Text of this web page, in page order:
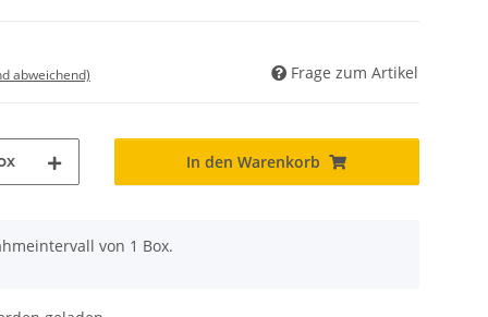
abweichend) Frage zum Artikel
In den Warenkorb
von 1 Box.